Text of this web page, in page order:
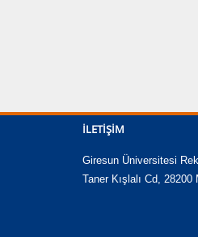
İLETIŞIM
Giresun Üniversitesi
Taner Kışlalı Cd,